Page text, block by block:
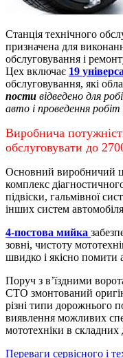
Станція технічного
призначена для
обслуговування і
Цех включає 19
обслуговування, які
пости відведено для
авто і проведення
Виробнича
обслуговувати до
Основний виробничий
комплекс
підвіски, гальмівної
інших систем
4-постова мийка
зовні, чистоту
швидко і якісно помити
Поруч з в’їздними
СТО змонтований
різні типи дорожнього
виявлення можливих
мототехніки в
Переваги сервісного і